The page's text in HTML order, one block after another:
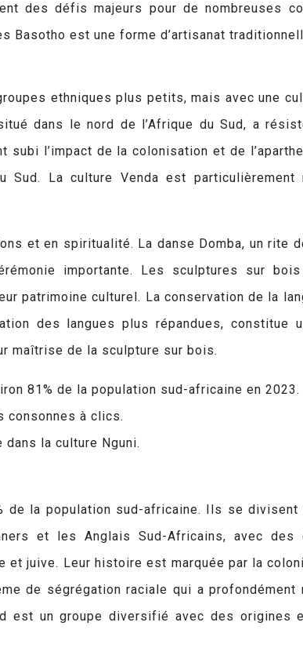
des défis majeurs pour de nombreuses
Basotho est une forme d’artisanat
ethniques plus petits, mais avec une
dans le nord de l’Afrique du Sud, a
subi l’impact de la colonisation et de
Sud. La culture Venda est particulièrement
et en spiritualité. La danse Domba, un rite
importante. Les sculptures sur
patrimoine culturel. La conservation de la
des langues plus répandues, constitue
maîtrise de la sculpture sur bois.
81% de la population sud-africaine en 2023.
consonnes à clics.
la culture Nguni.
de la population sud-africaine. Ils se
et les Anglais Sud-Africains, avec des
et juive. Leur histoire est marquée par la
de ségrégation raciale qui a profondément
est un groupe diversifié avec des origines